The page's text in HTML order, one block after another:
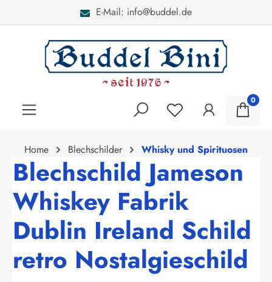
E-Mail: info@buddel.de
0
Home Blechschilder Whisky und Spirituosen
Blechschild Jameson
Whiskey Fabrik
Dublin Ireland Schild
retro Nostalgieschild